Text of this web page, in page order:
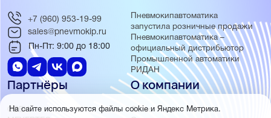
Пневмокипавтоматика
запустила розничные продажи
Пневмокипавтоматика –
официальный дистрибьютор
Промышленной автоматики
РИДАН
Партнёры
ОВЕН
О компании
О нас
+7 (960) 953-19-99
sales@pnevmokip.ru
Пн-Пт: 9:00 до 18:00
На сайте используются файлы cookie и Яндекс Метрика.